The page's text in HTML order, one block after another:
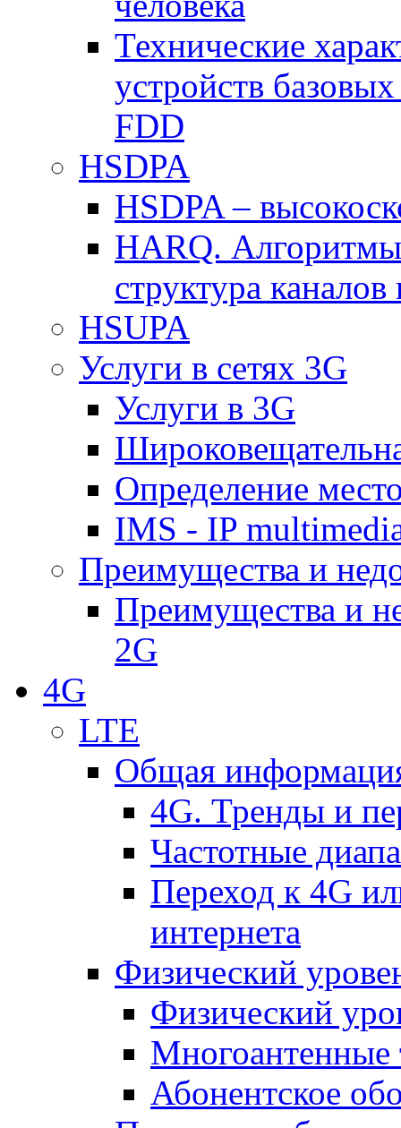
Технические
устройств
FDD
HSDPA
HSDPA –
HARQ.
структура
HSUPA
Услуги в сетях 3G
Услуги в 3G
Определение
IMS - IP
Преимущества и
Преимущества и
2G
4G
LTE
Общая
4G. Тренды и
Частотные
Переход к 4G
интернета
Физический
Физический
Многоантенные
Абонентское